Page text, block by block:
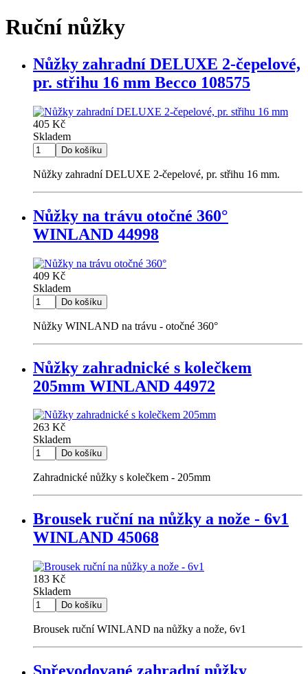
Ruční nůžky
Nůžky zahradní DELUXE 2-čepelové,
pr. střihu 16 mm Becco 108575
405 Kč
Skladem
Nůžky zahradní DELUXE 2-čepelové, pr. střihu 16 mm.
Nůžky na trávu otočné 360°
WINLAND 44998
409 Kč
Skladem
Nůžky WINLAND na trávu - otočné 360°
Nůžky zahradnické s kolečkem
205mm WINLAND 44972
263 Kč
Skladem
Zahradnické nůžky s kolečkem - 205mm
Brousek ruční na nůžky a nože - 6v1
WINLAND 45068
183 Kč
Skladem
Brousek ruční WINLAND na nůžky a nože, 6v1